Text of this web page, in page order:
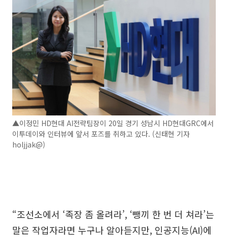
▲이정민 HD현대 AI전략팀장이 20일 경기 성남시 HD현대GRC에서
이투데이와 인터뷰에 앞서 포즈를 취하고 있다. (신태현 기자
holjjak@)
“조선소에서 ‘족장 좀 올려라’, ‘뺑끼 한 번 더 쳐라’는
말은 작업자라면 누구나 알아듣지만, 인공지능(AI)에